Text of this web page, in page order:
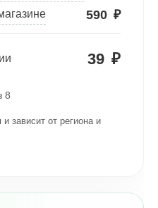
590 ₽
39 ₽
8
зависит от региона и